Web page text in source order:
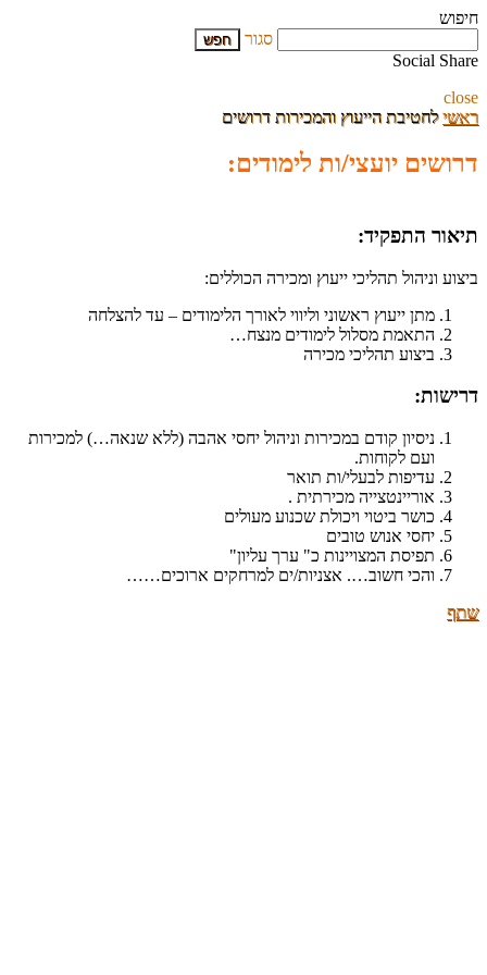
חיפוש
סגור
Social Share
close
ראשי לחטיבת הייעוץ והמכירות דרושים
דרושים יועצי/ות לימודים:
תיאור התפקיד:
ביצוע וניהול תהליכי ייעוץ ומכירה הכוללים:
מתן ייעוץ ראשוני וליווי לאורך הלימודים – עד להצלחה
התאמת מסלול לימודים מנצח…
ביצוע תהליכי מכירה
דרישות:
ניסיון קודם במכירות וניהול יחסי אהבה (ללא שנאה…) למכירות
ועם לקוחות.
עדיפות לבעלי/ות תואר
אוריינטצייה מכירתית .
כושר ביטוי ויכולת שכנוע מעולים
יחסי אנוש טובים
תפיסת המצויינות כ" ערך עליון"
והכי חשוב…. אצניות/ים למרחקים ארוכים……
שתף